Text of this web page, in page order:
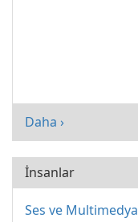
Daha ›
İnsanlar
Ses ve Multimedya